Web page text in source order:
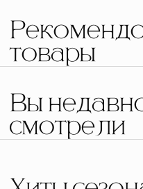
товары
Вы
смотрели